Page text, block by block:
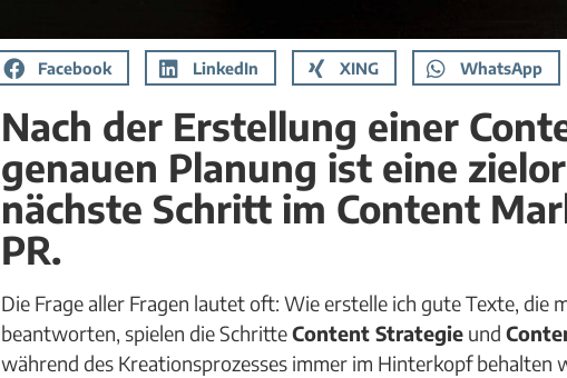
Facebook LinkedIn XING WhatsApp
Nach der Erstellung einer
genauen Planung ist eine
nächste Schritt im Content
PR.
Die Frage aller Fragen lautet oft: Wie erstelle ich gute Texte, die
beantworten, spielen die SchritteContent Strategie und
während des Kreationsprozesses immer im Hinterkopf